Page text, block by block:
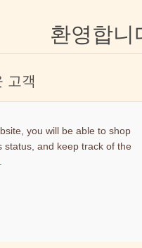
환영합니
고객
you will be able to shop
status, and keep track of the